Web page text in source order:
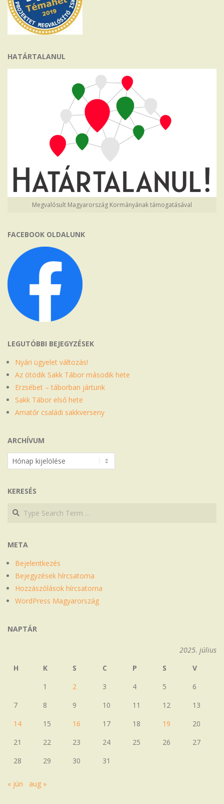
HATÁRTALANUL
Megvalósult Magyarország Kormányának támogatásával
FACEBOOK OLDALUNK
LEGUTÓBBI BEJEGYZÉSEK
Nyári ügyelet változás!
Az ötödik Sakk Tábor második hete
Erzsébet – táborban jártunk
Sakk Tábor első hete
Amatőr családi sakkverseny
ARCHÍVUM
Archívum
KERESÉS
Search
Search
META
Bejelentkezés
Bejegyzések hírcsatorna
Hozzászólások hírcsatorna
WordPress Magyarország
NAPTÁR
2025. július
H
K S C P S
V
1
2 3 4 5
6
7
8 9 10 11 12
13
14
15 16 17 18 19
20
21
22 23 24 25 26
27
28
29 30 31
« jún aug »